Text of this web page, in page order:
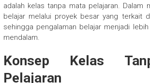
adalah kelas tanpa mata pelajaran. Dalam
belajar melalui proyek besar yang terkait
sehingga pengalaman belajar menjadi
mendalam.
Konsep Kelas
Pelajaran